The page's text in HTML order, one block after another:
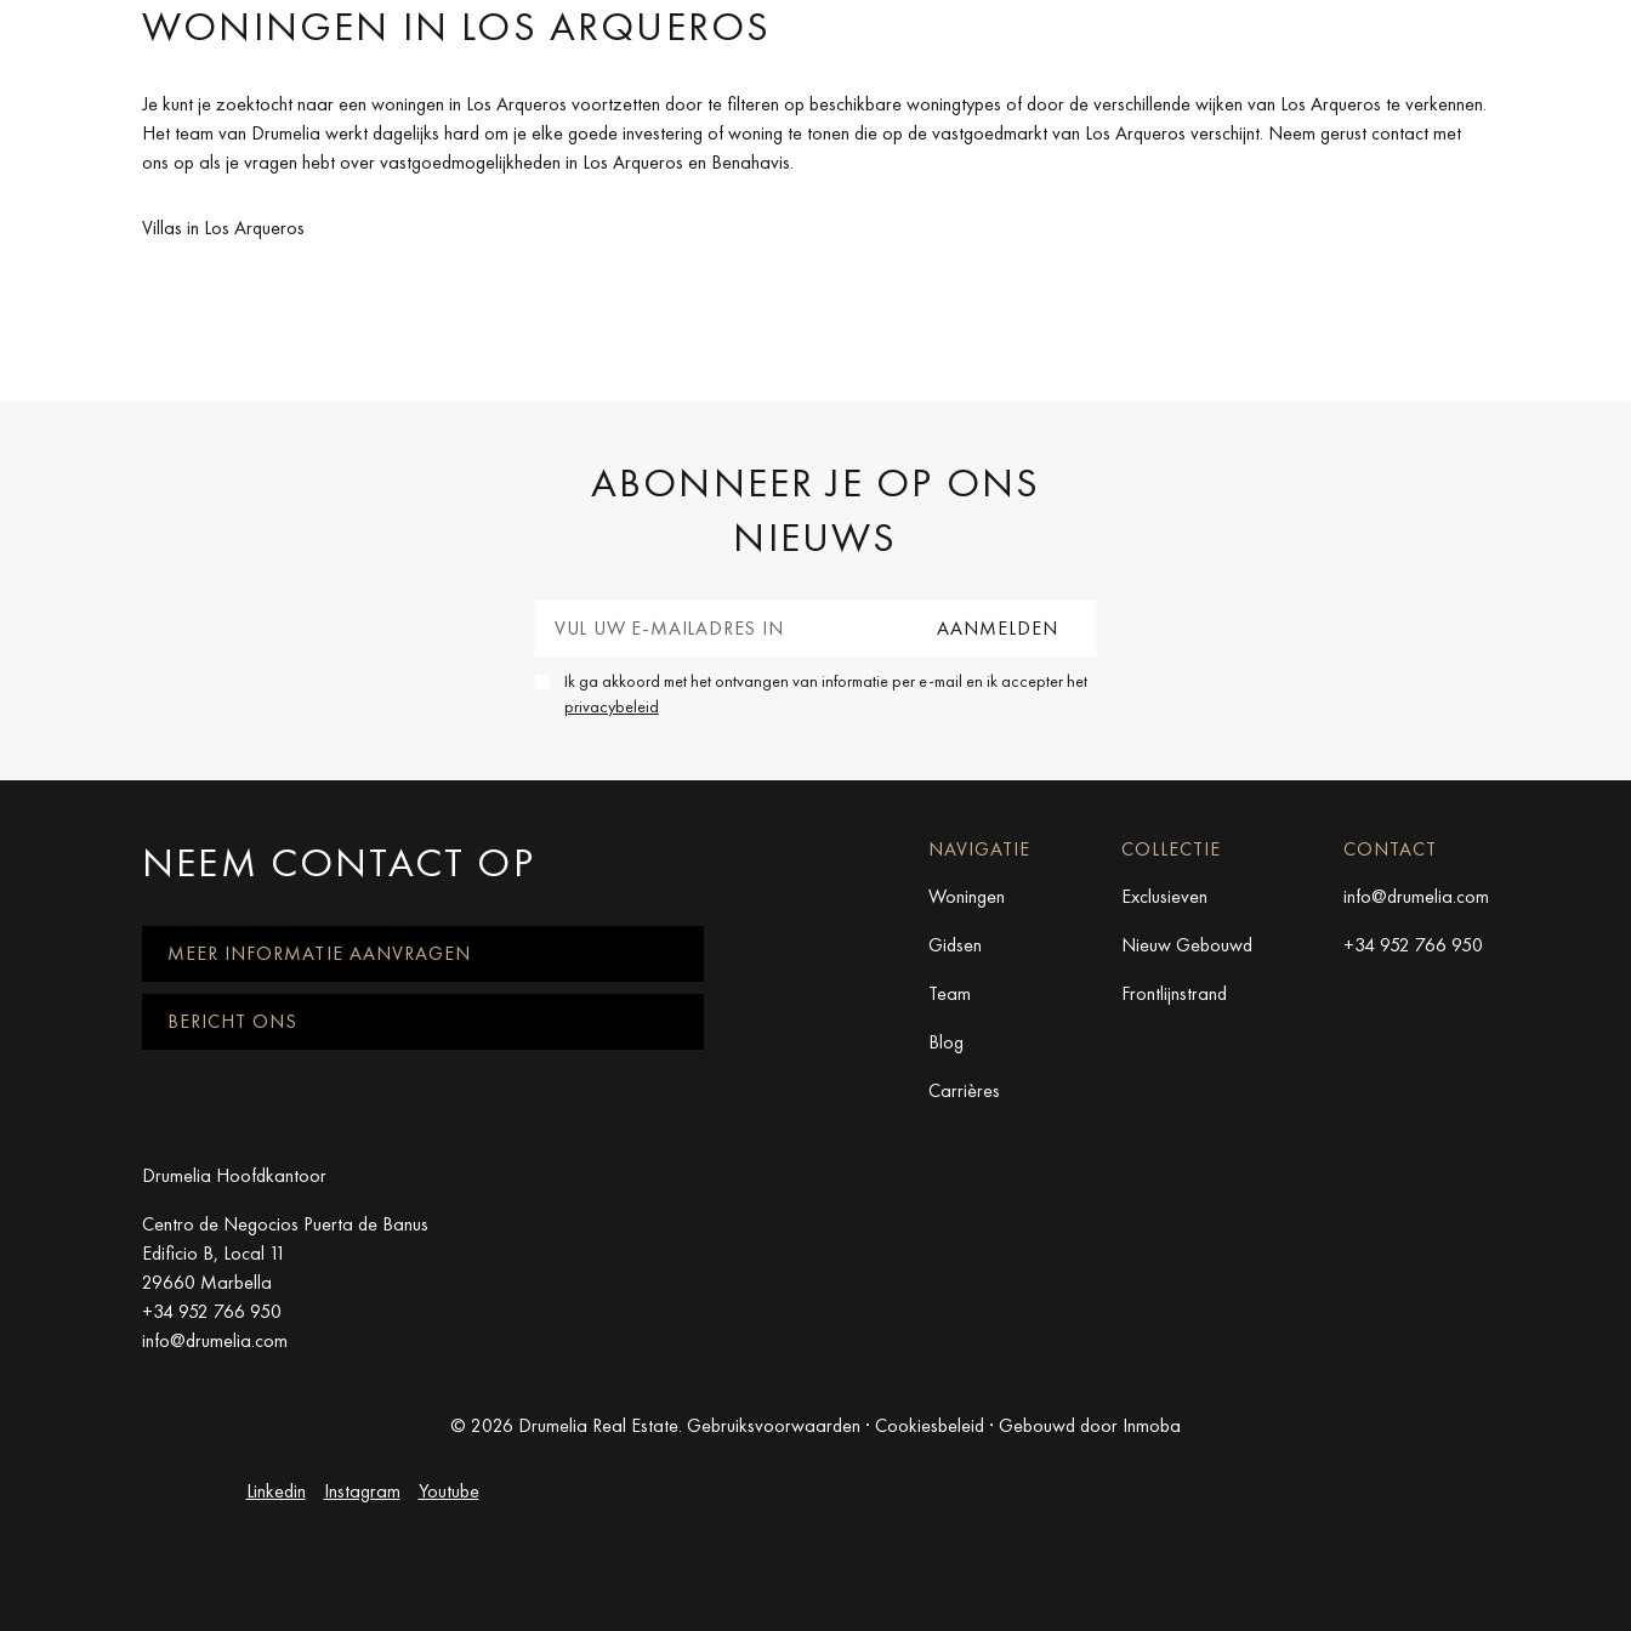
WONINGEN IN LOS ARQUEROS
Je kunt je zoektocht naar een woningen in Los Arqueros voortzetten door te filteren op beschikbare woningtypes of door de verschillende wijken van Los Arqueros te verkennen.
Het team van Drumelia werkt dagelijks hard om je elke goede investering of woning te tonen die op de vastgoedmarkt van Los Arqueros verschijnt. Neem gerust contact met
ons op als je vragen hebt over vastgoedmogelijkheden in Los Arqueros en Benahavis.
Villas in Los Arqueros
ABONNEER JE OP ONS
NIEUWS
Ik ga akkoord met het ontvangen van informatie per e-mail en ik accepter het
privacybeleid
NEEM CONTACT OP
MEER INFORMATIE AANVRAGEN
BERICHT ONS
NAVIGATIE
Woningen
Gidsen
Team
Blog
Carrières
COLLECTIE
Exclusieven
Nieuw Gebouwd
Frontlijnstrand
CONTACT
info@drumelia.com
+34 952 766 950
Drumelia Hoofdkantoor
Centro de Negocios Puerta de Banus
Edificio B, Local 11
29660 Marbella
+34 952 766 950
info@drumelia.com
© 2026 Drumelia Real Estate. Gebruiksvoorwaarden · Cookiesbeleid · Gebouwd door Inmoba
Linkedin Instagram Youtube